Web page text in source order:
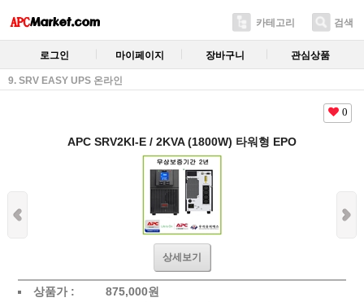
카테고리 검색
로그인 마이페이지 장바구니 관심상품
9. SRV EASY UPS 온라인
0
APC SRV2KI-E / 2KVA (1800W) 타워형 EPO
상세보기
상품가 : 875,000원